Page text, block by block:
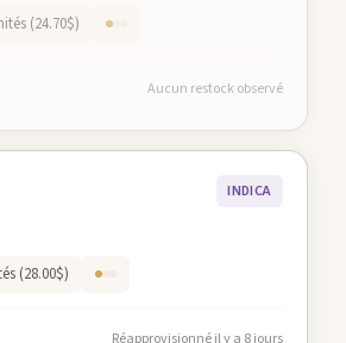
(24.70$)
Aucun restock observé
INDICA
(28.00$)